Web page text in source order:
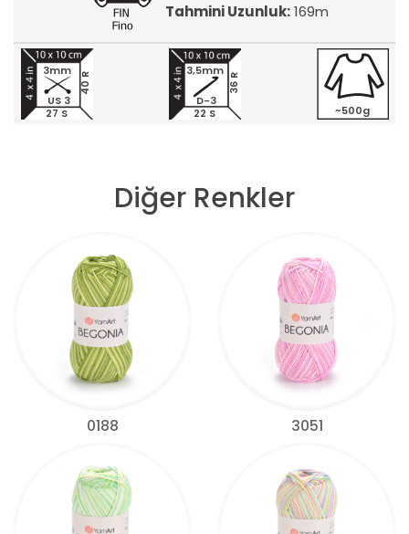
Tahmini Uzunluk:169m
27 S
40 R
3mm
US 3
22 S
36 R
3,5mm
D-3
~500g
Diğer Renkler
0188 3051